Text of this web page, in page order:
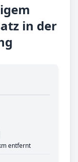
in der
entfernt